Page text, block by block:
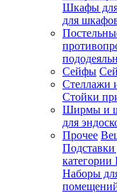
Шкафы для
для
Сейфы
Стеллажи
Стойки
Ширмы и
для
Прочее
Подставки
категории
Наборы